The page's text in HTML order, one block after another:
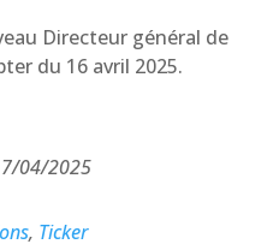
Directeur général de
du 16 avril 2025.
04/2025
, Ticker